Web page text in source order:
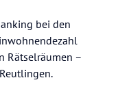
bei den
Rätselräumen –